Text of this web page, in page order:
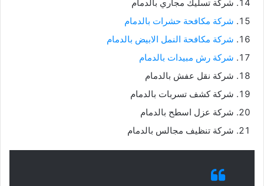
شركة تسليك مجاري بالدمام
شركة مكافحة حشرات بالدمام
شركة مكافحة النمل الابيض بالدمام
شركة رش مبيدات بالدمام
شركة نقل عفش بالدمام
شركة كشف تسربات بالدمام
شركة عزل اسطح بالدمام
شركة تنظيف مجالس بالدمام